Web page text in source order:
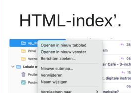
HTML-index’.